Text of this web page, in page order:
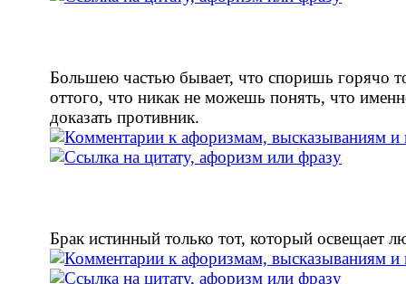
Большею частью бывает, что споришь горячо
оттого, что никак не можешь понять, что
доказать противник.
Брак истинный только тот, который освещает